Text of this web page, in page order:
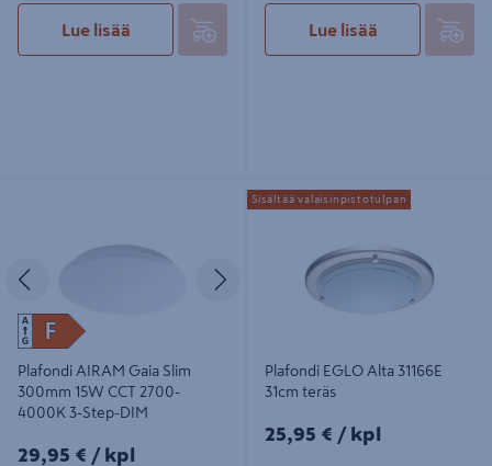
Lue lisää Lue lisää
Plafondi AIRAM Gaia Slim
300mm 15W CCT 2700-
4000K 3-Step-DIM
29,95€/kpl
29,95 € / kpl
Plafondi EGLO Alta 31166E 31cm
teräs
Plafondi EGLO Alta 31166E
31cm teräs
25,95€/kpl
25,95 € / kpl
Sisältää valaisinpistotulpan